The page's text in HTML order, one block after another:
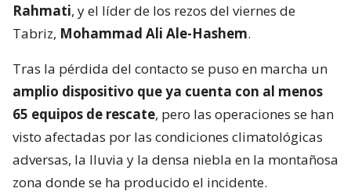
Rahmati, y el líder de los rezos del viernes de
Tabriz, Mohammad Ali Ale-Hashem.
Tras la pérdida del contacto se puso en marcha un
amplio dispositivo que ya cuenta con al menos
65 equipos de rescate, pero las operaciones se han
visto afectadas por las condiciones climatológicas
adversas, la lluvia y la densa niebla en la montañosa
zona donde se ha producido el incidente.